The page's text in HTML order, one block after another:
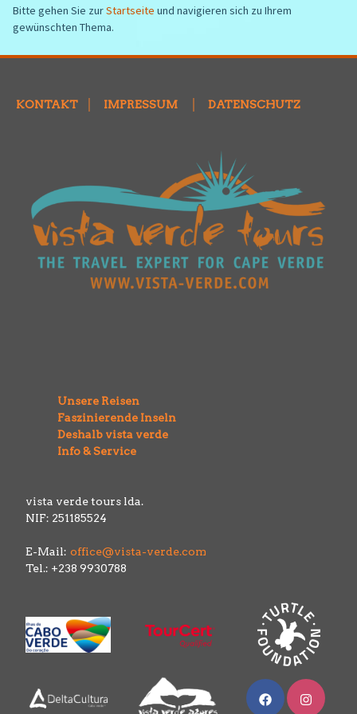
Bitte gehen Sie zurStartseite und navigieren sich zu Ihrem
gewünschten Thema.
KONTAKT IMPRESSUM DATENSCHUTZ
Unsere Reisen
Faszinierende Inseln
Deshalb vista verde
Info & Service
vista verde tours lda.
NIF: 251185524
E-Mail: office@vista-verde.com
Tel.: +238 9930788